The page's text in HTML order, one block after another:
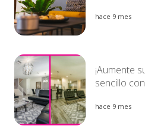
hace 9 mes
¡Aumente
sencillo
hace 9 mes